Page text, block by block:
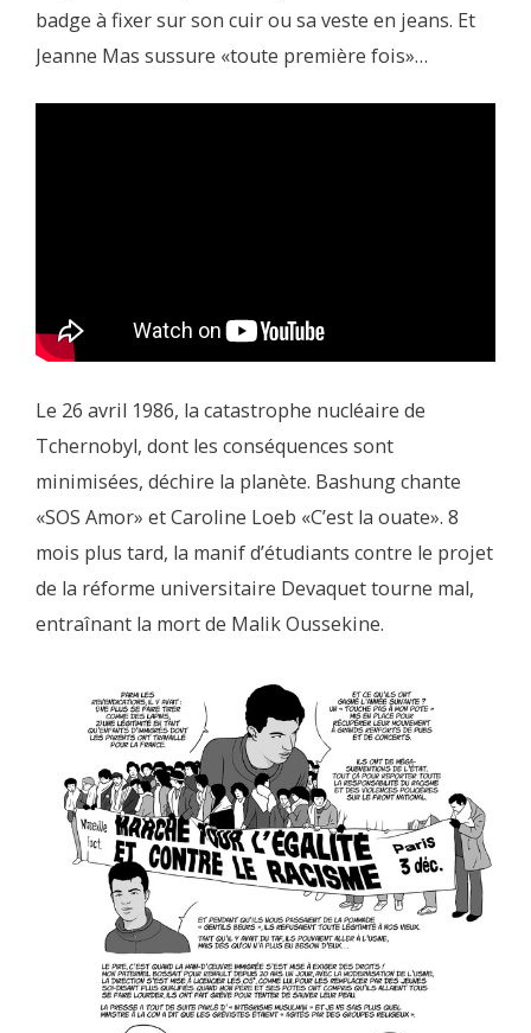
badge à fixer sur son cuir ou sa veste en jeans. Et
Jeanne Mas sussure «toute première fois»…
Le 26 avril 1986, la catastrophe nucléaire de
Tchernobyl, dont les conséquences sont
minimisées, déchire la planète. Bashung chante
«SOS Amor» et Caroline Loeb «C’est la ouate». 8
mois plus tard, la manif d’étudiants contre le projet
de la réforme universitaire Devaquet tourne mal,
entraînant la mort de Malik Oussekine.